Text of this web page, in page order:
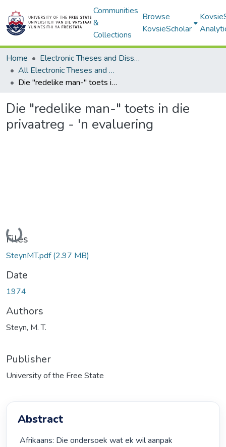
Communities
&
Collections
Browse
KovsieScholar
Home
Electronic Theses and Dissertations
All Electronic Theses and Dissertations
Die "redelike man-" toets in die privaatreg - 'n evaluering
Die "redelike man-" toets in die
privaatreg - 'n evaluering
Loading...
Files
SteynMT.pdf(2.97 MB)
Date
1974
Authors
Steyn, M. T.
Publisher
University of the Free State
Abstract
Afrikaans: Die ondersoek wat ek wil aanpak